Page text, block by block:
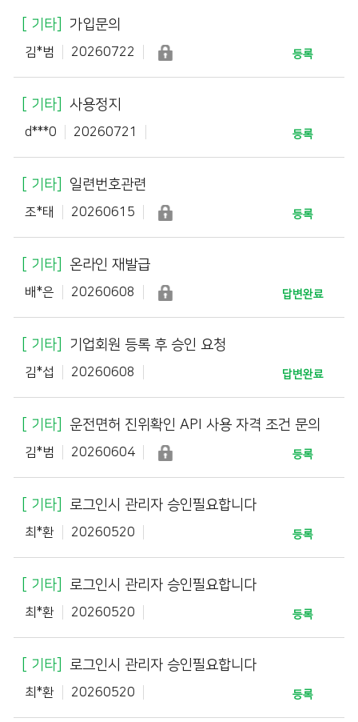
기타 가입문의
김*범 등록
20260722
기타 사용정지
d***0 등록
20260721
기타 일련번호관련
조*태 등록
20260615
기타 온라인 재발급
배*은 답변완료
20260608
기타 기업회원 등록 후 승인 요청
김*섭 답변완료
20260608
기타 운전면허 진위확인 API 사용 자격 조건 문의
김*범 등록
20260604
기타 로그인시 관리자 승인필요합니다
최*환 등록
20260520
기타 로그인시 관리자 승인필요합니다
최*환 등록
20260520
기타 로그인시 관리자 승인필요합니다
최*환 등록
20260520